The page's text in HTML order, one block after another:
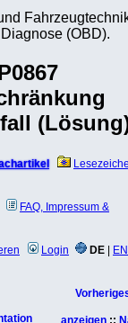
(OBD).
FAQ, Impressum &
Login DE EN
anzeigen ::